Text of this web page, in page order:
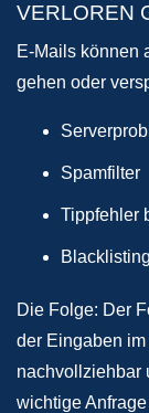
VERLOREN
E-Mails können
gehen oder
Spamfilter
Tippfehler
Blacklisting
Die Folge: Der
der Eingaben
nachvollziehbar
wichtige